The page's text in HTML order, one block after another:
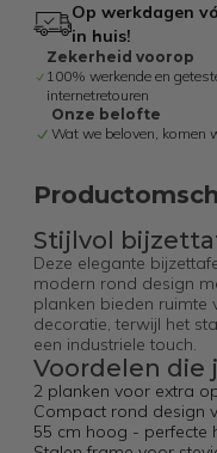
Op werkdagen
in huis!
Zekerheid voorop
100% werkende en
internetretouren
Onze belofte
Wat we beloven, komen
Stijlvol
Deze elegante
modern rond design
planken bieden ruimte
decoratie, terwijl het
een industriele touch.
Voordelen
2 planken voor extra
Compact rond design
55 cm hoog - perfecte